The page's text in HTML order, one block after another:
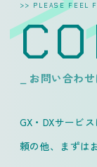
>> PLEASE FEEL
_ お問い合わ
GX・DXサービ
頼の他、
まずは